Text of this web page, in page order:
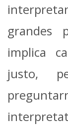
grandes
implica
justo,